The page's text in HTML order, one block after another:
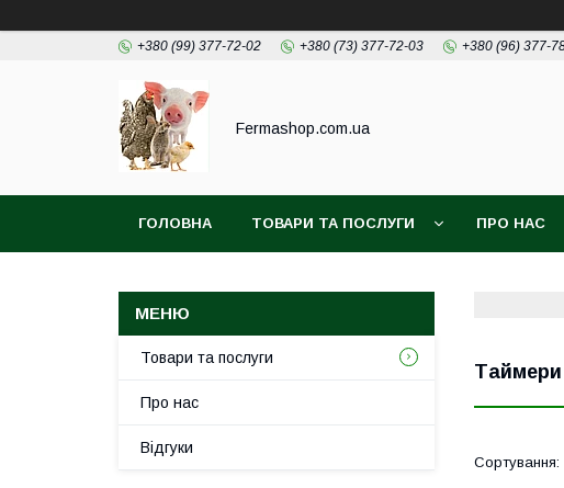
+380 (99) 377-72-02 +380 (73) 377-72-03 +380 (96) 377-
Fermashop.com.ua
ГОЛОВНА ТОВАРИ ТА ПОСЛУГИ ПРО НАС
Таймери
Товари та послуги
Про нас
Відгуки